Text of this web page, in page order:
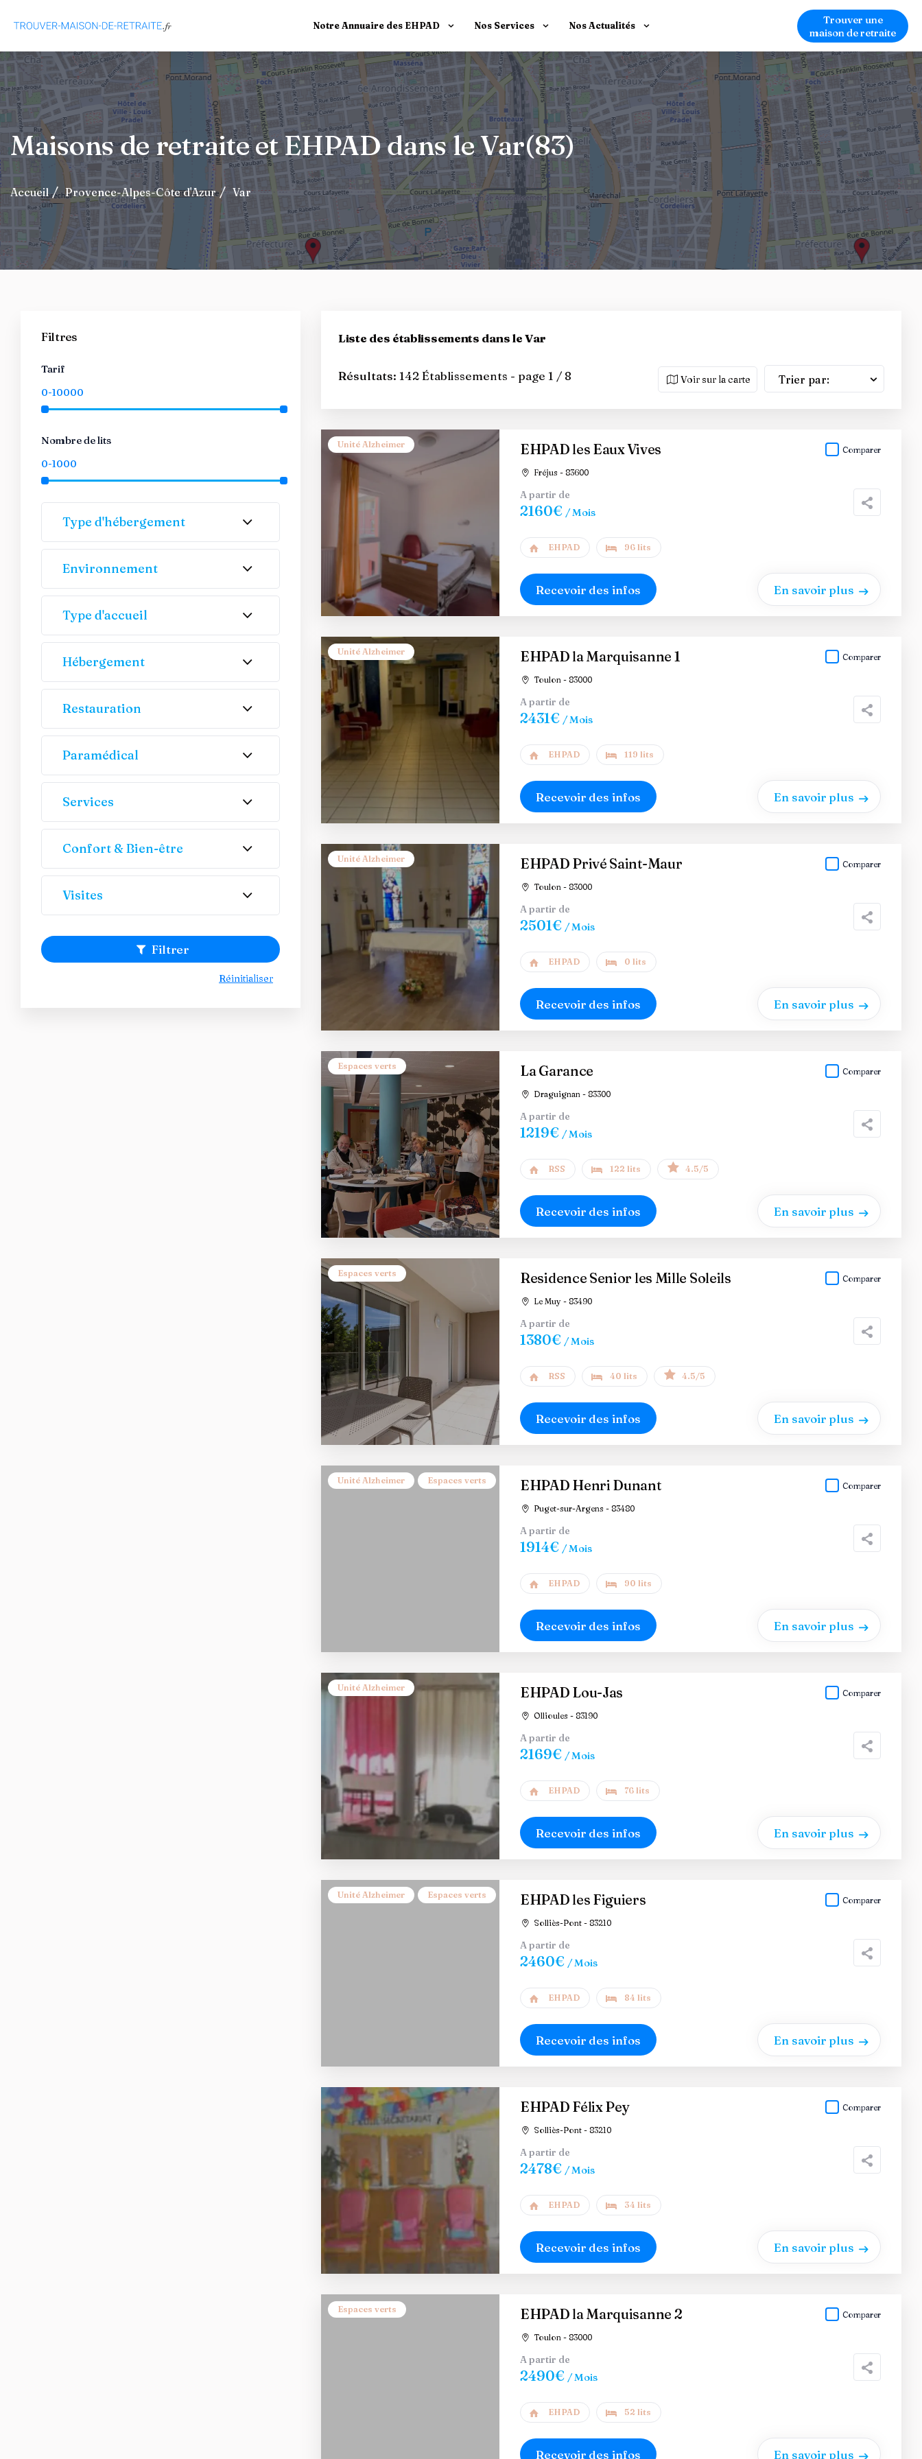
Notre Annuaire des EHPAD Nos Services Nos Actualités
Trouver une
maison de retraite
Maisons de retraite et EHPAD dans le Var(83)
Accueil Provence-Alpes-Côte d'Azur Var
Liste des établissements dans le Var
Résultats: 142 Établissements - page 1 / 8 Voir sur la carte Trier par:
Unité Alzheimer EHPAD les Eaux Vives
Fréjus - 83600
Comparer
A partir de
2160€ / Mois
EHPAD 96 lits
Recevoir des infos En savoir plus
Unité Alzheimer EHPAD la Marquisanne 1
Toulon - 83000
Comparer
A partir de
2431€ / Mois
EHPAD 119 lits
Recevoir des infos En savoir plus
Unité Alzheimer EHPAD Privé Saint-Maur
Toulon - 83000
Comparer
A partir de
2501€ / Mois
EHPAD 0 lits
Recevoir des infos En savoir plus
Espaces verts La Garance
Draguignan - 83300
Comparer
A partir de
1219€ / Mois
RSS 122 lits 4.5/5
Recevoir des infos En savoir plus
Espaces verts Residence Senior les Mille Soleils
Le Muy - 83490
Comparer
A partir de
1380€ / Mois
RSS 40 lits 4.5/5
Recevoir des infos En savoir plus
Unité Alzheimer Espaces verts EHPAD Henri Dunant
Puget-sur-Argens - 83480
Comparer
A partir de
1914€ / Mois
EHPAD 90 lits
Recevoir des infos En savoir plus
Unité Alzheimer EHPAD Lou-Jas
Ollioules - 83190
Comparer
A partir de
2169€ / Mois
EHPAD 76 lits
Recevoir des infos En savoir plus
Unité Alzheimer Espaces verts EHPAD les Figuiers
Solliès-Pont - 83210
Comparer
A partir de
2460€ / Mois
EHPAD 84 lits
Recevoir des infos En savoir plus
EHPAD Félix Pey
Solliès-Pont - 83210
Comparer
A partir de
2478€ / Mois
EHPAD 34 lits
Recevoir des infos En savoir plus
Espaces verts EHPAD la Marquisanne 2
Toulon - 83000
Comparer
A partir de
2490€ / Mois
EHPAD 52 lits
Recevoir des infos En savoir plus
Filtres
Tarif
Nombre de lits
Type d'hébergement
Environnement
Type d'accueil
Hébergement
Restauration
Paramédical
Services
Confort & Bien-être
Visites
Filtrer
Réinitialiser